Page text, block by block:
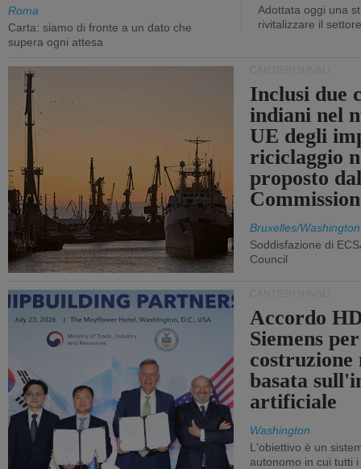
Roma
Carta: siamo di fronte a un dato che
supera ogni attesa
Adottata oggi una
rivitalizzare il settore
Inclusi due
indiani nel
UE degli
riciclaggio
proposto
Bruxelles/Washington
Soddisfazione di
Council
Accordo
Siemens
costruzione
basata
artificiale
Washington
L'obiettivo è un
autonomo in cui tutti